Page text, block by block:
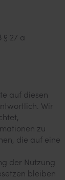
27 a
auf diesen
Wir
zu
die auf eine
der Nutzung
bleiben